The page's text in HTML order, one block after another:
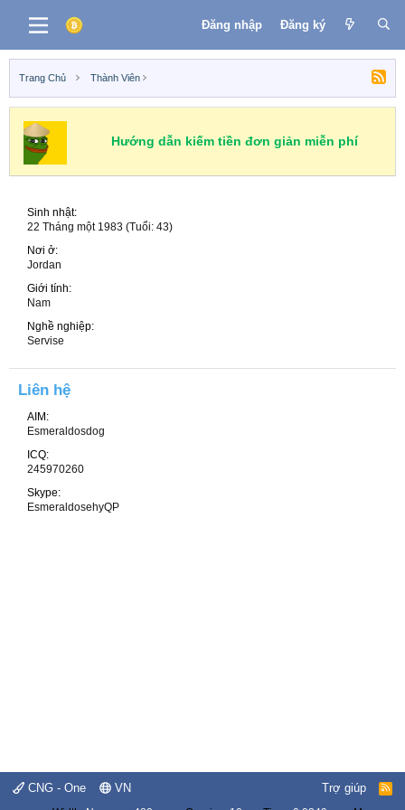
Đăng nhập Đăng ký
Trang Chủ Thành Viên
Hướng dẫn kiếm tiền đơn giản miễn phí
Sinh nhật
22 Tháng một 1983 (Tuổi: 43)
Nơi ở
Jordan
Giới tính
Nam
Nghề nghiệp
Servise
Liên hệ
AIM
Esmeraldosdog
ICQ
245970260
Skype
EsmeraldosehyQP
CNG - One VN Trợ giúp
R